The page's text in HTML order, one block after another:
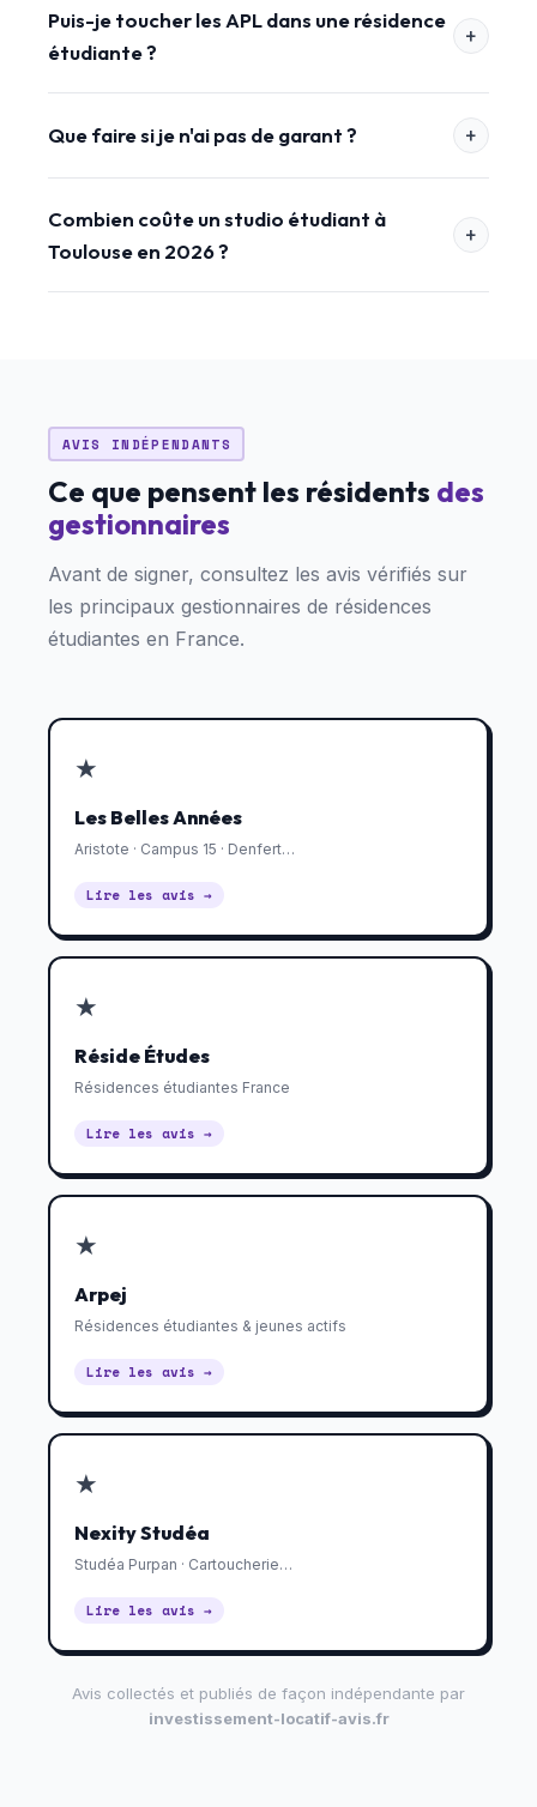
Puis-je toucher les APL dans une résidence
étudiante ?
Que faire si je n'ai pas de garant ?
Combien coûte un studio étudiant à
Toulouse en 2026 ?
AVIS INDÉPENDANTS
Ce que pensent les résidents des
gestionnaires
Avant de signer, consultez les avis vérifiés sur
les principaux gestionnaires de résidences
étudiantes en France.
★
Les Belles Années
Aristote · Campus 15 · Denfert…
Lire les avis →
★
Réside Études
Résidences étudiantes France
Lire les avis →
★
Arpej
Résidences étudiantes & jeunes actifs
Lire les avis →
★
Nexity Studéa
Studéa Purpan · Cartoucherie…
Lire les avis →
Avis collectés et publiés de façon indépendante par
investissement-locatif-avis.fr